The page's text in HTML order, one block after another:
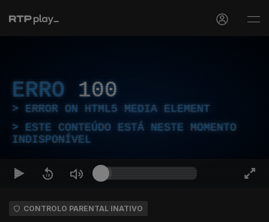
ERRO 100
ERROR ON HTML5 MEDIA ELEMENT
ESTE CONTEÚDO ESTÁ NESTE MOMENTO
INDISPONÍVEL
CONTROLO PARENTAL INATIVO